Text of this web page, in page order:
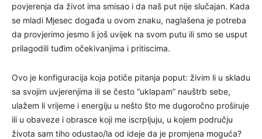
povjerenja da život ima smisao i da naš put nije slučajan. Kada
se mladi Mjesec događa u ovom znaku, naglašena je potreba
da provjerimo jesmo li još uvijek na svom putu ili smo se usput
prilagodili tuđim očekivanjima i pritiscima.
Ovo je konfiguracija koja potiče pitanja poput: živim li u skladu
sa svojim uvjerenjima ili se često “uklapam” nauštrb sebe,
ulažem li vrijeme i energiju u nešto što me dugoročno proširuje
ili u obaveze i obrasce koji me iscrpljuju, u kojem području
života sam tiho odustao/la od ideje da je promjena moguća?